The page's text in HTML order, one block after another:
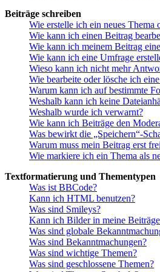
Beiträge schreiben
Wie erstelle ich ein neues Thema
Wie kann ich einen Beitrag
Wie kann ich meinem Beitrag
Wie kann ich eine Umfrage
Wieso kann ich nicht mehr
Wie bearbeite oder lösche ich
Warum kann ich auf bestimmte
Weshalb kann ich keine
Weshalb wurde ich verwarnt?
Wie kann ich Beiträge den
Was bewirkt die „Speichern“-
Warum muss mein Beitrag erst
Wie markiere ich ein Thema als
Textformatierung und Thementypen
Was ist BBCode?
Kann ich HTML benutzen?
Was sind Smileys?
Kann ich Bilder in meine
Was sind globale
Was sind Bekanntmachungen?
Was sind wichtige Themen?
Was sind geschlossene Themen?